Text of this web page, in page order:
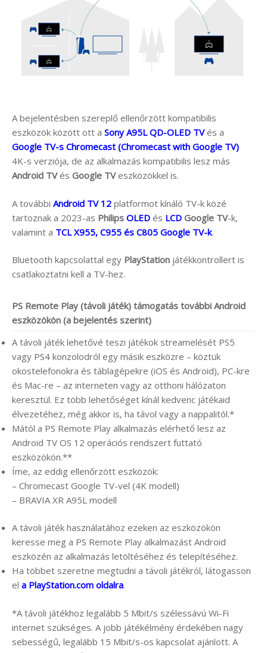
A bejelentésben szereplő ellenőrzött kompatibilis
eszközök között ott a Sony A95L QD-OLED TVés a
Google TV-s Chromecast (Chromecast with Google TV)
4K-s verziója, de az alkalmazás kompatibilis lesz más
Android TVés Google TVeszközökkel is.
A további Android TV 12 platformot kínáló TV-k közé
tartoznak a 2023-as Philips OLED és LCD Google TV-k,
valamint a TCL X955, C955 és C805 Google TV-k.
Bluetooth kapcsolattal egy PlayStation játékkontrollert is
csatlakoztatni kell a TV-hez.
PS Remote Play (távoli játék) támogatás további Android
eszközökön (a bejelentés szerint)
A távoli játék lehetővé teszi játékok streamelését PS5
vagy PS4 konzolodról egy másik eszközre – köztük
okostelefonokra és táblagépekre (iOS és Android), PC-kre
és Mac-re – az interneten vagy az otthoni hálózaton
keresztül. Ez több lehetőséget kínál kedvenc játékaid
élvezetéhez, még akkor is, ha távol vagy a nappalitól.*
Mától a PS Remote Play alkalmazás elérhető lesz az
Android TV OS 12 operációs rendszert futtató
eszközökön.**
Íme, az eddig ellenőrzött eszközök:
– Chromecast Google TV-vel (4K modell)
– BRAVIA XR A95L modell
A távoli játék használatához ezeken az eszközökön
keresse meg a PS Remote Play alkalmazást Android
eszközén az alkalmazás letöltéséhez és telepítéséhez.
Ha többet szeretne megtudni a távoli játékról, látogasson
el a PlayStation.com oldalra.
*A távoli játékhoz legalább 5 Mbit/s szélessávú Wi-Fi
internet szükséges. A jobb játékélmény érdekében nagy
sebességű, legalább 15 Mbit/s-os kapcsolat ajánlott. A